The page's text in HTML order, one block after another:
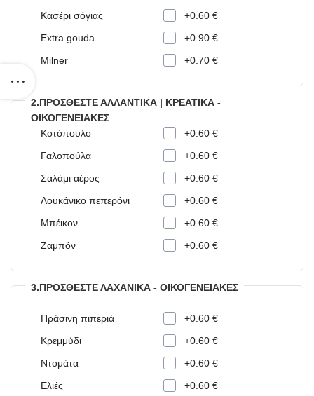
Κασέρι σόγιας
+0.60 €
Extra gouda
+0.90 €
Milner
+0.70 €
2.ΠΡΟΣΘΈΣΤΕ ΑΛΛΑΝΤΙΚΆ | ΚΡΕΑΤΙΚΆ -
ΟΙΚΟΓΕΝΕΙΑΚΈΣ
Κοτόπουλο
+0.60 €
Γαλοπούλα
+0.60 €
Σαλάμι αέρος
+0.60 €
Λουκάνικο πεπερόνι
+0.60 €
Μπέικον
+0.60 €
Ζαμπόν
+0.60 €
3.ΠΡΟΣΘΈΣΤΕ ΛΑΧΑΝΙΚΆ - ΟΙΚΟΓΕΝΕΙΑΚΈΣ
Πράσινη πιπεριά
+0.60 €
Κρεμμύδι
+0.60 €
Ντομάτα
+0.60 €
Ελιές
+0.60 €